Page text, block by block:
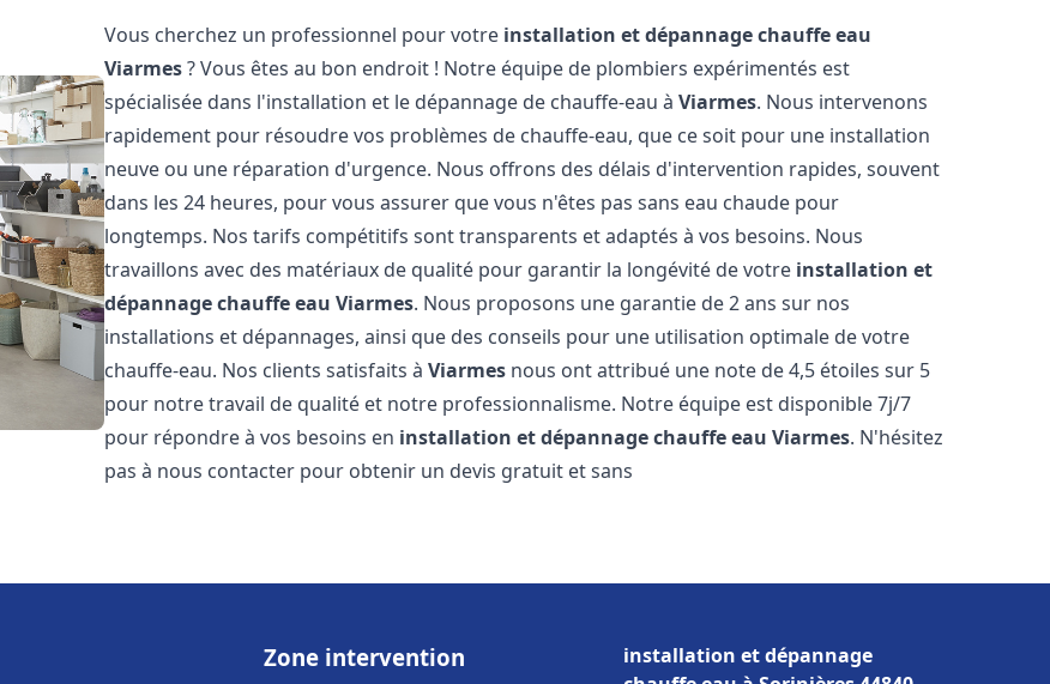
Vous cherchez un professionnel pour votre installation et dépannage chauffe eau
Viarmes? Vous êtes au bon endroit ! Notre équipe de plombiers expérimentés est
spécialisée dans l'installation et le dépannage de chauffe-eau àViarmes. Nous intervenons
rapidement pour résoudre vos problèmes de chauffe-eau, que ce soit pour une installation
neuve ou une réparation d'urgence. Nous offrons des délais d'intervention rapides, souvent
dans les 24 heures, pour vous assurer que vous n'êtes pas sans eau chaude pour
longtemps. Nos tarifs compétitifs sont transparents et adaptés à vos besoins. Nous
travaillons avec des matériaux de qualité pour garantir la longévité de votre installation et
dépannage chauffe eau Viarmes. Nous proposons une garantie de 2 ans sur nos
installations et dépannages, ainsi que des conseils pour une utilisation optimale de votre
chauffe-eau. Nos clients satisfaits àViarmes nous ont attribué une note de 4,5 étoiles sur 5
pour notre travail de qualité et notre professionnalisme. Notre équipe est disponible 7j/7
pour répondre à vos besoins en installation et dépannage chauffe eau Viarmes. N'hésitez
pas à nous contacter pour obtenir un devis gratuit et sans
Zone intervention
installation et dépannage